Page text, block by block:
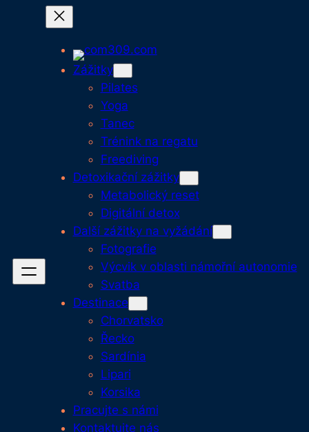
Přeskočit
Zážitky
Pilates
Yoga
Tanec
Trénink na regatu
Freediving
Detoxikační zážitky
Metabolický reset
Digitální detox
Další zážitky na vyžádání
Fotografie
Výcvik v oblasti námořní autonomie
Svatba
Destinace
Chorvatsko
Řecko
Sardínia
Lipari
Korsika
Pracujte s námi
Kontaktujte nás